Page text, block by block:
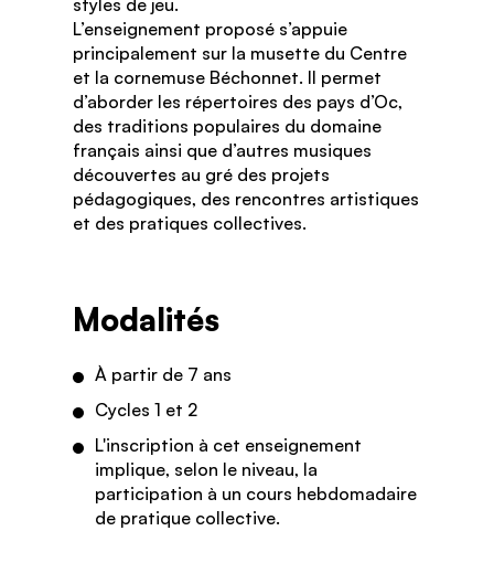
L’enseignement proposé s’appuie
principalement sur la musette du Centre
et la cornemuse Béchonnet. Il permet
d’aborder les répertoires des pays d’Oc,
des traditions populaires du domaine
français ainsi que d’autres musiques
découvertes au gré des projets
pédagogiques, des rencontres artistiques
et des pratiques collectives.
Modalités
À partir de 7 ans
Cycles 1 et 2
L'inscription à cet enseignement
implique, selon le niveau, la
participation à un cours hebdomadaire
de pratique collective.